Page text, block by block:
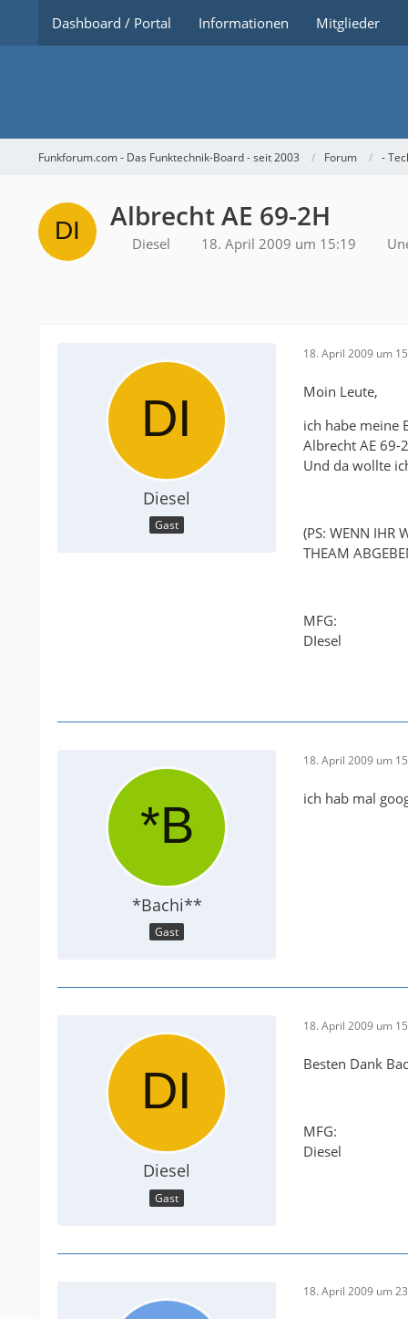
Dashboard / Portal Informationen Mitglieder
Funkforum.com - Das Funktechnik-Board - seit 2003 Forum -
Albrecht AE 69-2H
Diesel 18. April 2009 um 15:19
Diesel
Gast
18. April 2009 um
Moin Leute,
ich habe meine
Albrecht AE 69-
Und da wollte
(PS: WENN IHR
THEAM
MFG:
DIesel
*Bachi**
Gast
18. April 2009 um
ich hab mal
Diesel
Gast
18. April 2009 um
Besten Dank
MFG:
Diesel
18. April 2009 um